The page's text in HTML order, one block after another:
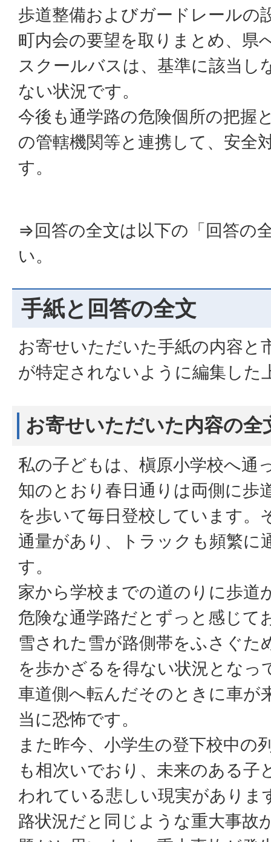
歩道整備およびガードレールの
町内会の要望を取りまとめ、県
スクールバスは、基準に該当し
ない状況です。
今後も通学路の危険個所の把握
の管轄機関等と連携して、安全
す。
⇒回答の全文は以下の「回答の
い。
手紙と回答の全文
お寄せいただいた手紙の内容と
が特定されないように編集した
お寄せいただいた内容の全
私の子どもは、槇原小学校へ通
知のとおり春日通りは両側に歩
を歩いて毎日登校しています。
通量があり、トラックも頻繁に
す。
家から学校までの道のりに歩道
危険な通学路だとずっと感じて
雪された雪が路側帯をふさぐた
を歩かざるを得ない状況となっ
車道側へ転んだそのときに車が
当に恐怖です。
また昨今、小学生の登下校中の
も相次いでおり、未来のある子
われている悲しい現実がありま
路状況だと同じような重大事故